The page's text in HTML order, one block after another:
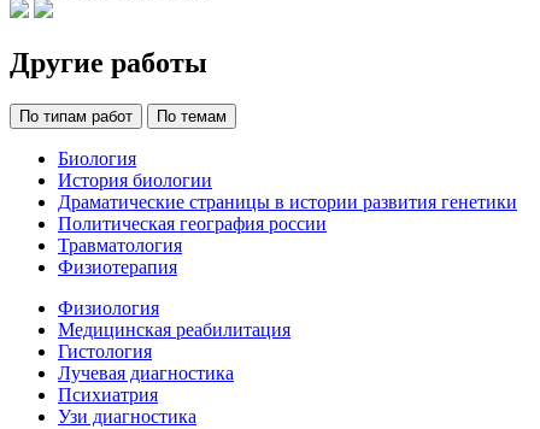
Другие работы
По типам работ По темам
Биология
История биологии
Драматические страницы в истории развития генетики
Политическая география россии
Травматология
Физиотерапия
Физиология
Медицинская реабилитация
Гистология
Лучевая диагностика
Психиатрия
Узи диагностика